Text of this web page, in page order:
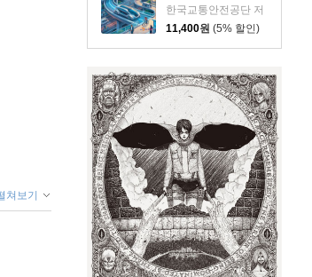
한국교통안전공단 저
11,400원 (5% 할인)
쳐보기